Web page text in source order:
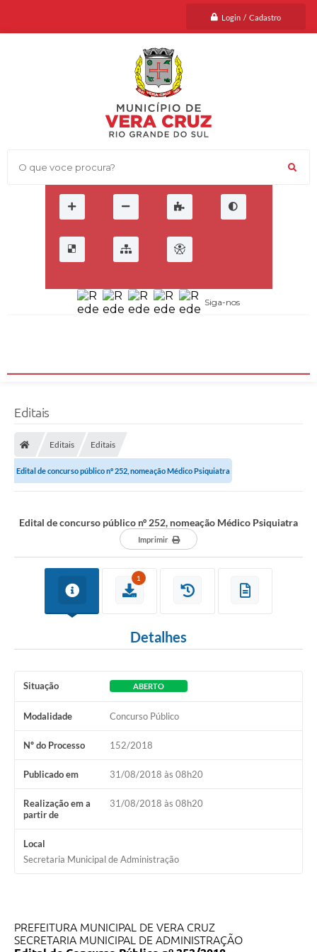
Login / Cadastro
O que voce procura?
Siga-nos
Editais
Editais Editais
Edital de concurso público nº 252, nomeação Médico Psiquiatra
Edital de concurso público nº 252, nomeação Médico Psiquiatra
Imprimir
1
Detalhes
Situação ABERTO
Modalidade Concurso Público
Nº do Processo 152/2018
Publicado em 31/08/2018 às 08h20
Realização em a
partir de
31/08/2018 às 08h20
Local
Secretaria Municipal de Administração
PREFEITURA MUNICIPAL DE VERA CRUZ
SECRETARIA MUNICIPAL DE ADMINISTRAÇÃO